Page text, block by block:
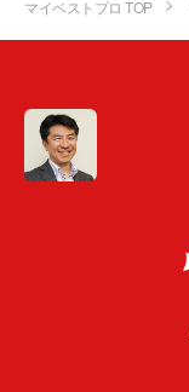
マイベストプロ TOP